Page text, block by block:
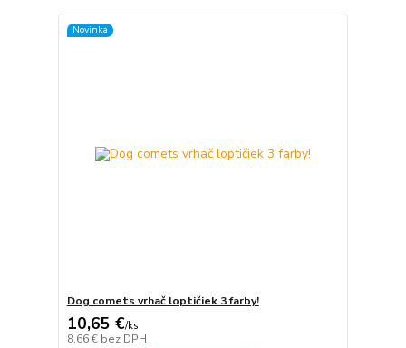
Novinka
Dog comets vrhač loptičiek 3 farby!
10,65 €/ks
8,66 € bez DPH